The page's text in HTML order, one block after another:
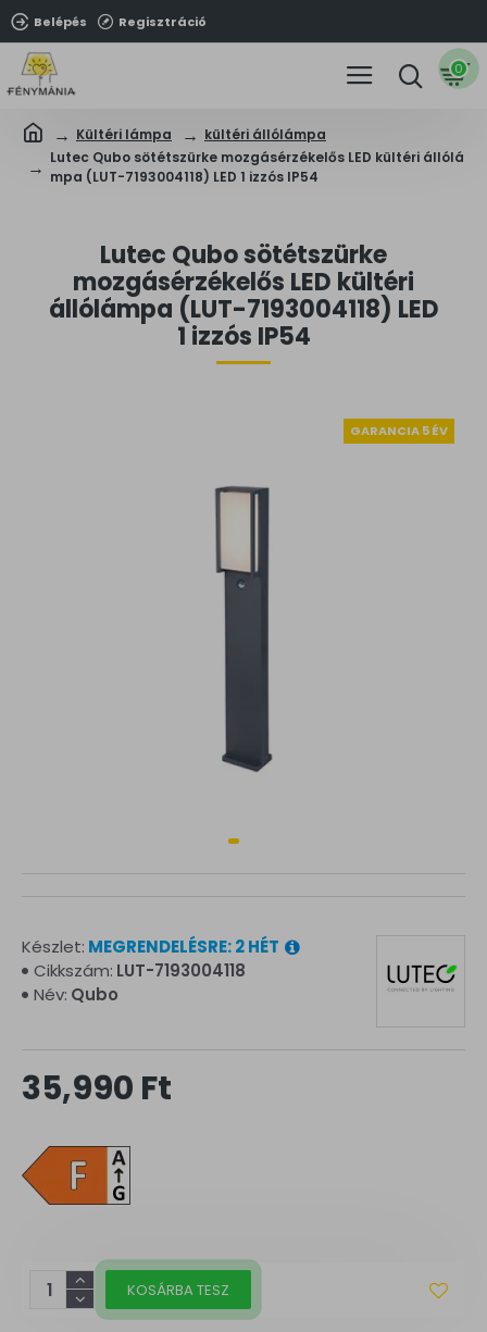
Belépés Regisztráció
0
Kültéri lámpa
kültéri állólámpa
Lutec Qubo sötétszürke mozgásérzékelős LED kültéri állólá
mpa (LUT-7193004118) LED 1 izzós IP54
Lutec Qubo sötétszürke
mozgásérzékelős LED kültéri
állólámpa (LUT-7193004118) LED
1 izzós IP54
GARANCIA 5 ÉV
35,990 Ft
Készlet: MEGRENDELÉSRE: 2 HÉT
Cikkszám: LUT-7193004118
Név: Qubo
KOSÁRBA TESZ